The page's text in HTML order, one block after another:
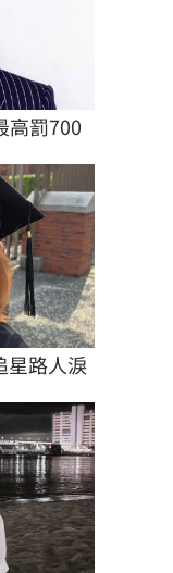
高罰700
星路人淚